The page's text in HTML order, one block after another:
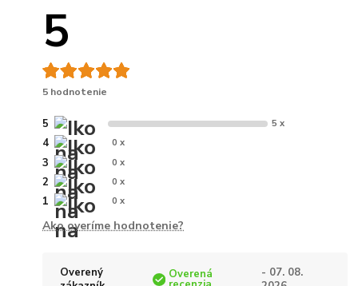
5
5 hodnotenie
5 5 x
4 0 x
3 0 x
2 0 x
1 0 x
Ako overíme hodnotenie?
Overený
Overená
- 07. 08.